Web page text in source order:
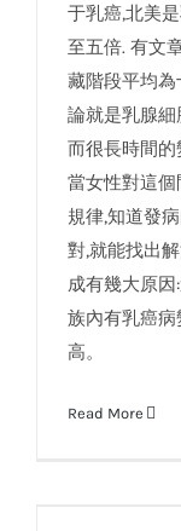
于乳癌,北美
至五倍. 有文
藏階段平均為
論就是乳腺
而很長時間
當女性對這
規律,知道發
對,就能找出
成有幾大原
族內有乳癌
高。
Read More